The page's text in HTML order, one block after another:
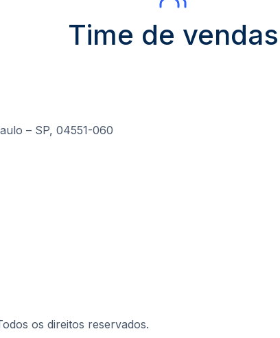
Time de vendas
– SP, 04551-060
os direitos reservados.